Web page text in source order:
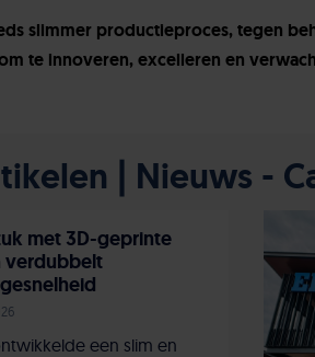
slimmer productieproces, tegen
te innoveren, excelleren en
| Nieuws -
met 3D-geprinte
verdubbelt
een slim en